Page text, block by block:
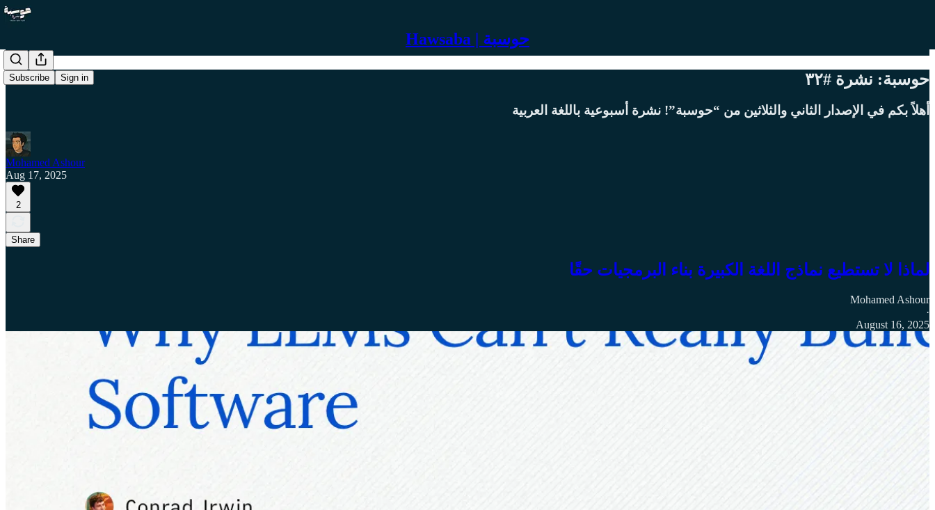
Hawsaba | حوسبة
Subscribe Sign in حوسبة: نشرة #٣٢
أهلاً بكم في الإصدار الثاني والثلاثين من “حوسبة”! نشرة أسبوعية باللغة العربية
Mohamed Ashour
Aug 17, 2025
2
Share
لماذا لا تستطيع نماذج اللغة الكبيرة بناء البرمجيات حقًا
Mohamed Ashour
·
August 16, 2025